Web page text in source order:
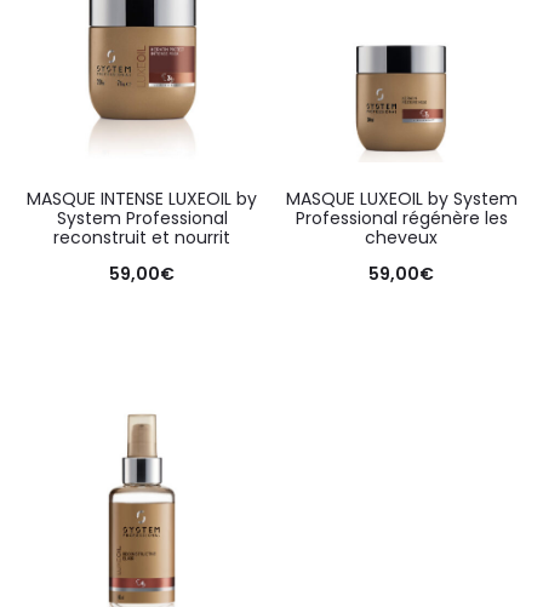
MASQUE INTENSE LUXEOIL by
System Professional
reconstruit et nourrit
59,00€
MASQUE LUXEOIL by System
Professional régénère les
cheveux
59,00€